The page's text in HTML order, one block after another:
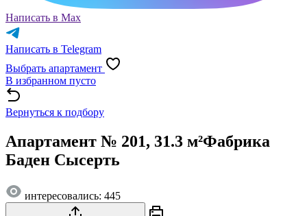
Написать в Max
Написать в Telegram
Выбрать апартамент
В избранном пусто
Вернуться к подбору
Апартамент № 201, 31.3 м²Фабрика
Баден Сысерть
интересовались: 445